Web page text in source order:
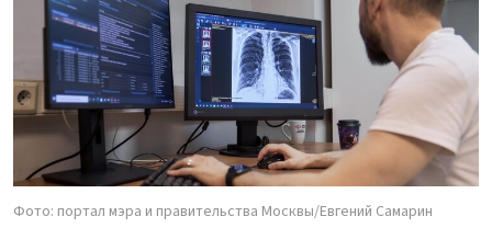
Фото: портал мэра и правительства Москвы/Евгений Самарин